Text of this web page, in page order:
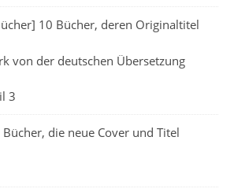
10 Bücher, deren Originaltitel
von der deutschen Übersetzung
3
die neue Cover und Titel